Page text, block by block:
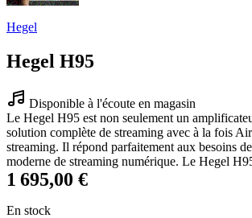
Hegel
Hegel H95
Disponible à l'écoute en magasin
Le Hegel H95 est non seulement un
solution complète de streaming avec à la fois
streaming. Il répond parfaitement aux besoins
moderne de streaming numérique. Le Hegel
1 695,00 €
En stock